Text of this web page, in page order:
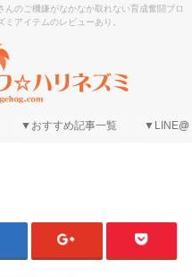
んのご機嫌がなかなか取れない育成奮闘ブロ
アイテムのレビューあり。
▼おすすめ記事一覧 ▼LINE@